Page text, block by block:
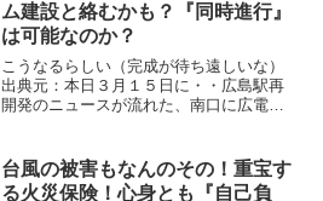
ム建設と絡むかも？『同時進行』
は可能なのか？
こうなるらしい（完成が待ち遠しいな）
出典元：本日３月１５日に・・広島駅再
開発のニュースが流れた、南口に広電さ
丈夫なのか？（不安だな）
台風の被害もなんのその！重宝す
る火災保険！心身とも『自己負